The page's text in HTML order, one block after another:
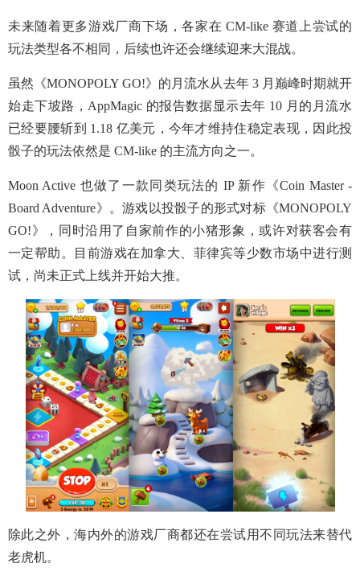
未来随着更多游戏厂商下场，各家在 CM-like 赛道上尝试的
玩法类型各不相同，后续也许还会继续迎来大混战。
虽然《MONOPOLY GO!》的月流水从去年 3 月巅峰时期就开
始走下坡路，AppMagic 的报告数据显示去年 10 月的月流水
已经要腰斩到 1.18 亿美元，今年才维持住稳定表现，因此投
骰子的玩法依然是 CM-like 的主流方向之一。
Moon Active 也做了一款同类玩法的 IP 新作《Coin Master -
Board Adventure》。游戏以投骰子的形式对标《MONOPOLY
GO!》，同时沿用了自家前作的小猪形象，或许对获客会有
一定帮助。目前游戏在加拿大、菲律宾等少数市场中进行测
试，尚未正式上线并开始大推。
除此之外，海内外的游戏厂商都还在尝试用不同玩法来替代
老虎机。